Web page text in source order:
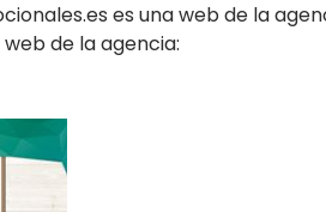
es una web de la
de la agencia: